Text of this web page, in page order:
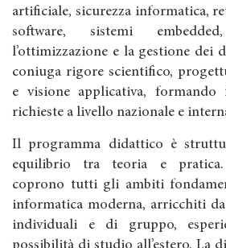
artificiale, sicurezza informatica,
software, sistemi
l’ottimizzazione e la gestione dei
coniuga rigore scientifico,
e visione applicativa, formando
richieste a livello nazionale e
Il programma didattico è
equilibrio tra teoria e
coprono tutti gli ambiti
informatica moderna, arricchiti
individuali e di gruppo,